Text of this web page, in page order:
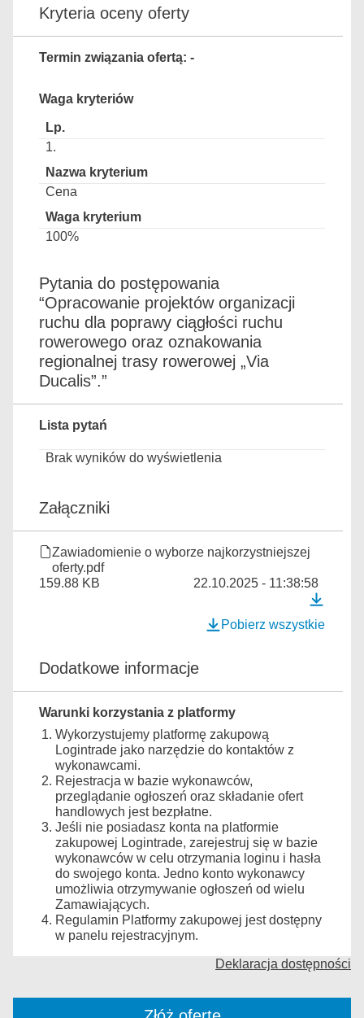
Kryteria oceny oferty
Termin związania ofertą: -
Waga kryteriów
1.
Cena
100%
Pytania do postępowania
“Opracowanie projektów organizacji
ruchu dla poprawy ciągłości ruchu
rowerowego oraz oznakowania
regionalnej trasy rowerowej „Via
Ducalis”.”
Lista pytań
Brak wyników do wyświetlenia
Załączniki
Zawiadomienie o wyborze najkorzystniejszej
oferty.pdf
159.88 KB
22.10.2025 - 11:38:58
Pobierz wszystkie
Dodatkowe informacje
Warunki korzystania z platformy
Wykorzystujemy platformę zakupową
Logintrade jako narzędzie do kontaktów z
wykonawcami.
Rejestracja w bazie wykonawców,
przeglądanie ogłoszeń oraz składanie ofert
handlowych jest bezpłatne.
Jeśli nie posiadasz konta na platformie
zakupowej Logintrade, zarejestruj się w bazie
wykonawców w celu otrzymania loginu i hasła
do swojego konta. Jedno konto wykonawcy
umożliwia otrzymywanie ogłoszeń od wielu
Zamawiających.
Regulamin Platformy zakupowej jest dostępny
w panelu rejestracyjnym.
Deklaracja dostępności